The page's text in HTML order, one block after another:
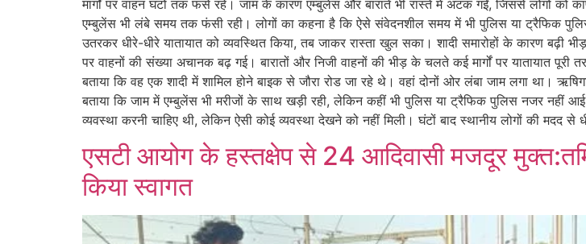
मार्गों पर वाहन घंटों तक फंसे रहे। जाम के कारण एम्बुलेंस और बारातें भी रास्ते में अटक गईं, जिससे लोगों को
एम्बुलेंस भी लंबे समय तक फंसी रही। लोगों का कहना है कि ऐसे संवेदनशील समय में भी पुलिस या ट्रैफिक
उतरकर धीरे-धीरे यातायात को व्यवस्थित किया, तब जाकर रास्ता खुल सका। शादी समारोहों के कारण बढ़ी
पर वाहनों की संख्या अचानक बढ़ गई। बारातों और निजी वाहनों की भीड़ के चलते कई मार्गों पर यातायात पूरी
बताया कि वह एक शादी में शामिल होने बाइक से जौरा रोड जा रहे थे। वहां दोनों ओर लंबा जाम लगा था।
बताया कि जाम में एम्बुलेंस भी मरीजों के साथ खड़ी रही, लेकिन कहीं भी पुलिस या ट्रैफिक पुलिस नजर नहीं
व्यवस्था करनी चाहिए थी, लेकिन ऐसी कोई व्यवस्था देखने को नहीं मिली। घंटों बाद स्थानीय लोगों की मदद
एसटी आयोग के हस्तक्षेप से 24 आदिवासी मजदूर
किया स्वागत